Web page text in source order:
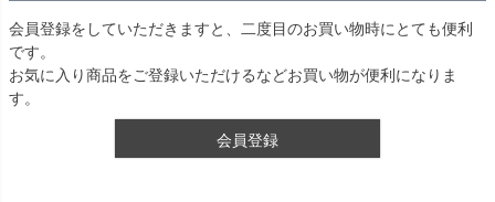
会員登録をしていただきますと、二度目のお買い物時にとても便利
です。
お気に入り商品をご登録いただけるなどお買い物が便利になりま
す。
会員登録